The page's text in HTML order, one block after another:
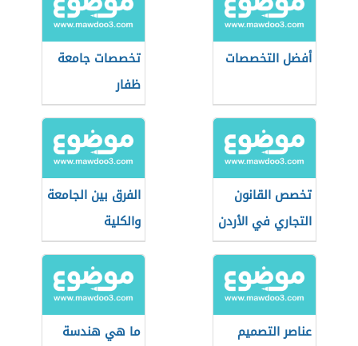
أفضل التخصصات
تخصصات جامعة
ظفار
تخصص القانون
التجاري في الأردن
الفرق بين الجامعة
والكلية
عناصر التصميم
ما هي هندسة